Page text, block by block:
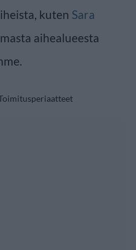
kuten Sara
aihealueesta